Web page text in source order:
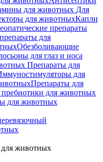
для животных Для
для животныхКапли
препараты
для
Обезболивающие
для глаз и носа
Препараты для
для
Препараты для
для животных
для животных
для животных